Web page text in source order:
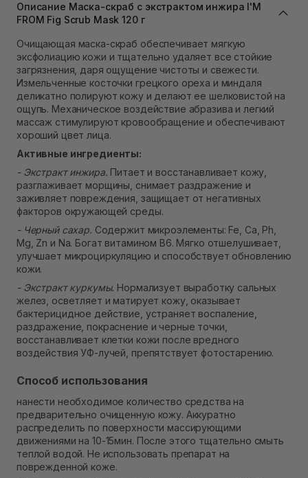
Самовывоз г. Львов ул. Степана Бандеры 43
В наличии
В наличии
Самовывоз г. Ровно, ул. Кулика и Гудачека 23 (ТЦ
Экватор)
Нет в наличии!
Описание Маска-скраб с экстрактом инжира I'M
FROM Fig Scrub Mask 120 г
Очищающая маска-скраб обеспечивает мягкую
эксфолиацию кожи и тщательно удаляет все стойкие
загрязнения, даря ощущение чистоты и свежести.
Измельченные косточки грецкого ореха и миндаля
деликатно полируют кожу и делают ее шелковистой на
ощупь. Механическое воздействие абразива и легкий
массаж стимулируют кровообращение и обеспечивают
хороший цвет лица.
Активные ингредиенты:
- Экстракт инжира. Питает и восстанавливает кожу,
разглаживает морщины, снимает раздражение и
заживляет повреждения, защищает от негативных
факторов окружающей среды.
- Черный сахар. Содержит микроэлементы: Fe, Ca, Ph,
Mg, Zn и Na. Богат витамином В6. Мягко отшелушивает,
улучшает микроциркуляцию и способствует обновлению
кожи.
- Экстракт куркумы. Нормализует выработку сальных
желез, осветляет и матирует кожу, оказывает
бактерицидное действие, устраняет воспаление,
раздражение, покраснение и черные точки,
восстанавливает клетки кожи после вредного
воздействия УФ-лучей, препятствует фотостарению.
Способ использования
нанести необходимое количество средства на
предварительно очищенную кожу. Аккуратно
распределить по поверхности массирующими
движениями на 10-15мин. После этого тщательно смыть
теплой водой. Не использовать препарат на
поврежденной коже.